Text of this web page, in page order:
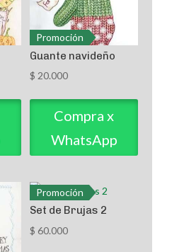
Promoción
Guante navideño
$ 20.000
Compra x
WhatsApp
Promoción
Set de Brujas 2
$ 60.000